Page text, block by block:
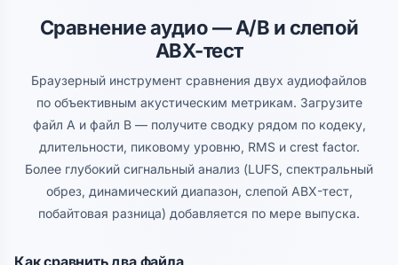
Сравнение аудио — A/B и слепой
ABX-тест
Браузерный инструмент сравнения двух аудиофайлов
по объективным акустическим метрикам. Загрузите
файл A и файл B — получите сводку рядом по кодеку,
длительности, пиковому уровню, RMS и crest factor.
Более глубокий сигнальный анализ (LUFS, спектральный
обрез, динамический диапазон, слепой ABX-тест,
побайтовая разница) добавляется по мере выпуска.
Как сравнить два файла